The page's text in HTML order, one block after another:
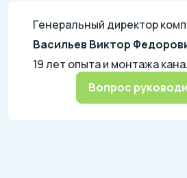
Генеральный директор
Васильев Виктор
19 лет опыта и монтажа
Вопрос